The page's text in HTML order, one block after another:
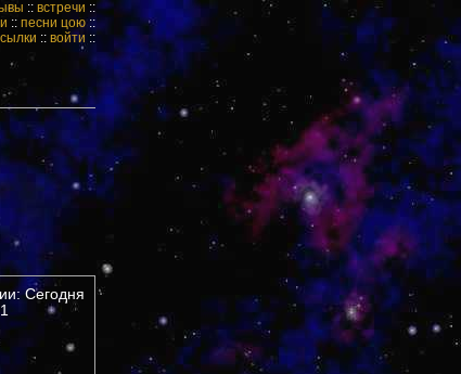
:: встречи ::
:: песни цою::
:: войти ::
Сегодня